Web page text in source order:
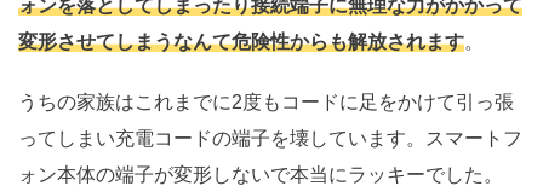
ォンを落としてしまったり接続端子に無理な力がかかって
変形させてしまうなんて危険性からも解放されます。
うちの家族はこれまでに2度もコードに足をかけて引っ張
ってしまい充電コードの端子を壊しています。スマートフ
ォン本体の端子が変形しないで本当にラッキーでした。